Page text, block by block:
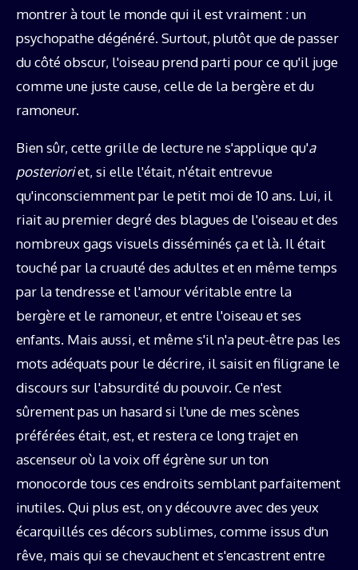
montrer à tout le monde qui il est vraiment : un
psychopathe dégénéré. Surtout, plutôt que de passer
du côté obscur, l'oiseau prend parti pour ce qu'il juge
comme une juste cause, celle de la bergère et du
ramoneur.
Bien sûr, cette grille de lecture ne s'applique qu'a
posterioriet, si elle l'était, n'était entrevue
qu'inconsciemment par le petit moi de 10 ans. Lui, il
riait au premier degré des blagues de l'oiseau et des
nombreux gags visuels disséminés ça et là. Il était
touché par la cruauté des adultes et en même temps
par la tendresse et l'amour véritable entre la
bergère et le ramoneur, et entre l'oiseau et ses
enfants. Mais aussi, et même s'il n'a peut-être pas les
mots adéquats pour le décrire, il saisit en filigrane le
discours sur l'absurdité du pouvoir. Ce n'est
sûrement pas un hasard si l'une de mes scènes
préférées était, est, et restera ce long trajet en
ascenseur où la voix off égrène sur un ton
monocorde tous ces endroits semblant parfaitement
inutiles. Qui plus est, on y découvre avec des yeux
écarquillés ces décors sublimes, comme issus d'un
rêve, mais qui se chevauchent et s'encastrent entre